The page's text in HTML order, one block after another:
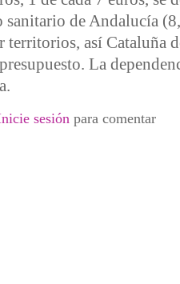
sanitario de Andalucía
territorios, así Cataluña
La
Cuando todo sea privado
sesiónpara comentar